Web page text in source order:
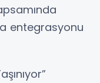
entegrasyonu